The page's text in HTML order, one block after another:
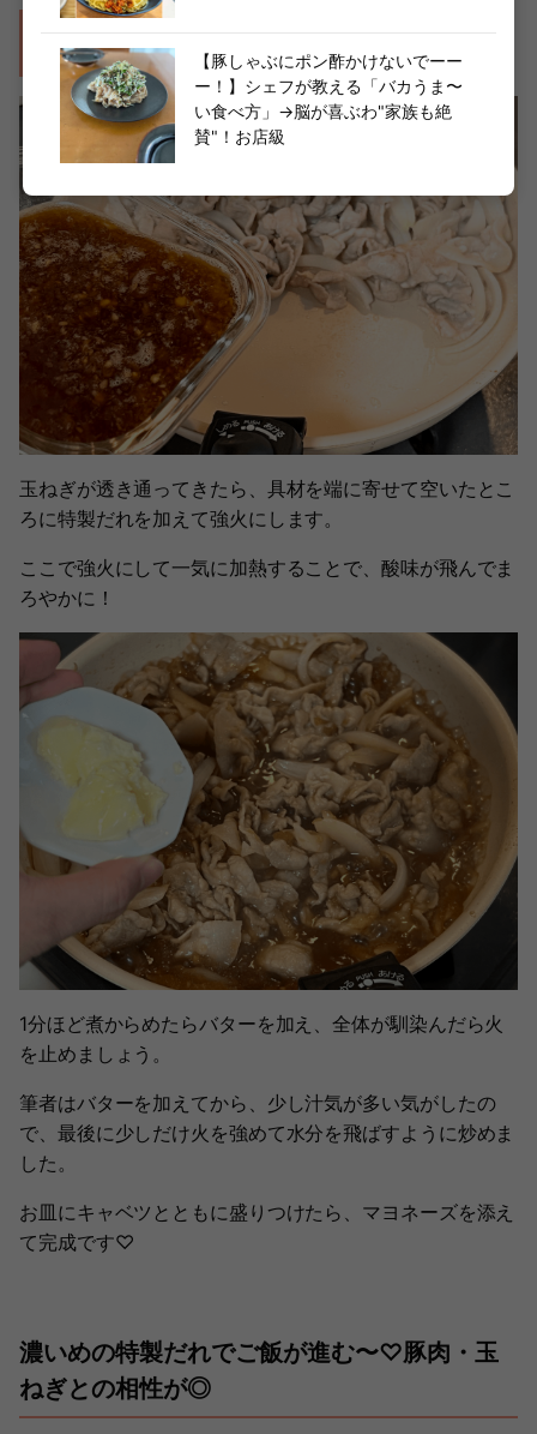
作り方④たれを入れて煮絡め、バターを加えて
馴染んだら完成！
玉ねぎが透き通ってきたら、具材を端に寄せて空いたとこ
ろに特製だれを加えて強火にします。
ここで強火にして一気に加熱することで、酸味が飛んでま
ろやかに！
1分ほど煮からめたらバターを加え、全体が馴染んだら火
を止めましょう。
筆者はバターを加えてから、少し汁気が多い気がしたの
で、最後に少しだけ火を強めて水分を飛ばすように炒めま
した。
お皿にキャベツとともに盛りつけたら、マヨネーズを添え
て完成です♡
濃いめの特製だれでご飯が進む〜♡豚肉・玉
ねぎとの相性が◎
【豚しゃぶにポン酢かけないでーー
ー！】シェフが教える「バカうま〜
い食べ方」→脳が喜ぶわ"家族も絶
賛"！お店級